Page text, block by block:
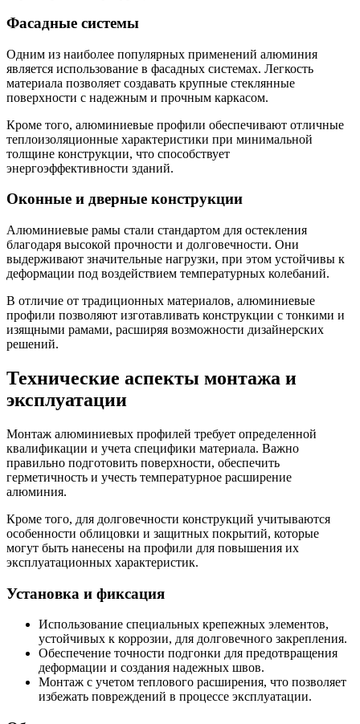
Фасадные системы
Одним из наиболее популярных применений алюминия
является использование в фасадных системах. Легкость
материала позволяет создавать крупные стеклянные
поверхности с надежным и прочным каркасом.
Кроме того, алюминиевые профили обеспечивают отличные
теплоизоляционные характеристики при минимальной
толщине конструкции, что способствует
энергоэффективности зданий.
Оконные и дверные конструкции
Алюминиевые рамы стали стандартом для остекления
благодаря высокой прочности и долговечности. Они
выдерживают значительные нагрузки, при этом устойчивы к
деформации под воздействием температурных колебаний.
В отличие от традиционных материалов, алюминиевые
профили позволяют изготавливать конструкции с тонкими и
изящными рамами, расширяя возможности дизайнерских
решений.
Технические аспекты монтажа и
эксплуатации
Монтаж алюминиевых профилей требует определенной
квалификации и учета специфики материала. Важно
правильно подготовить поверхности, обеспечить
герметичность и учесть температурное расширение
алюминия.
Кроме того, для долговечности конструкций учитываются
особенности облицовки и защитных покрытий, которые
могут быть нанесены на профили для повышения их
эксплуатационных характеристик.
Установка и фиксация
Использование специальных крепежных элементов,
устойчивых к коррозии, для долговечного закрепления.
Обеспечение точности подгонки для предотвращения
деформации и создания надежных швов.
Монтаж с учетом теплового расширения, что позволяет
избежать повреждений в процессе эксплуатации.